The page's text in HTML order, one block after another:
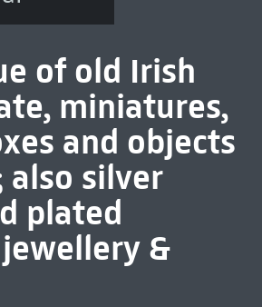
of old Irish
miniatures,
and objects
silver
plated
&